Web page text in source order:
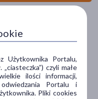
Użytkownika Portalu,
czyli małe
ilości informacji,
Portalu i
Pliki cookies